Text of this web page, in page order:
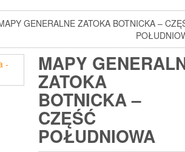
GENERALNE ZATOKA BOTNICKA –
MAPY
ZATOKA
BOTNICKA –
CZĘŚĆ
POŁUDNIOWA